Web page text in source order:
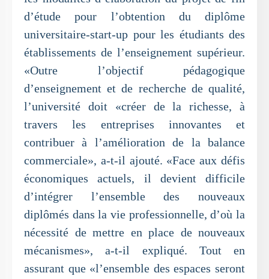
d’étude pour l’obtention du diplôme
universitaire-start-up pour les étudiants des
établissements de l’enseignement supérieur.
«Outre l’objectif pédagogique
d’enseignement et de recherche de qualité,
l’université doit «créer de la richesse, à
travers les entreprises innovantes et
contribuer à l’amélioration de la balance
commerciale», a-t-il ajouté. «Face aux défis
économiques actuels, il devient difficile
d’intégrer l’ensemble des nouveaux
diplômés dans la vie professionnelle, d’où la
nécessité de mettre en place de nouveaux
mécanismes», a-t-il expliqué. Tout en
assurant que «l’ensemble des espaces seront